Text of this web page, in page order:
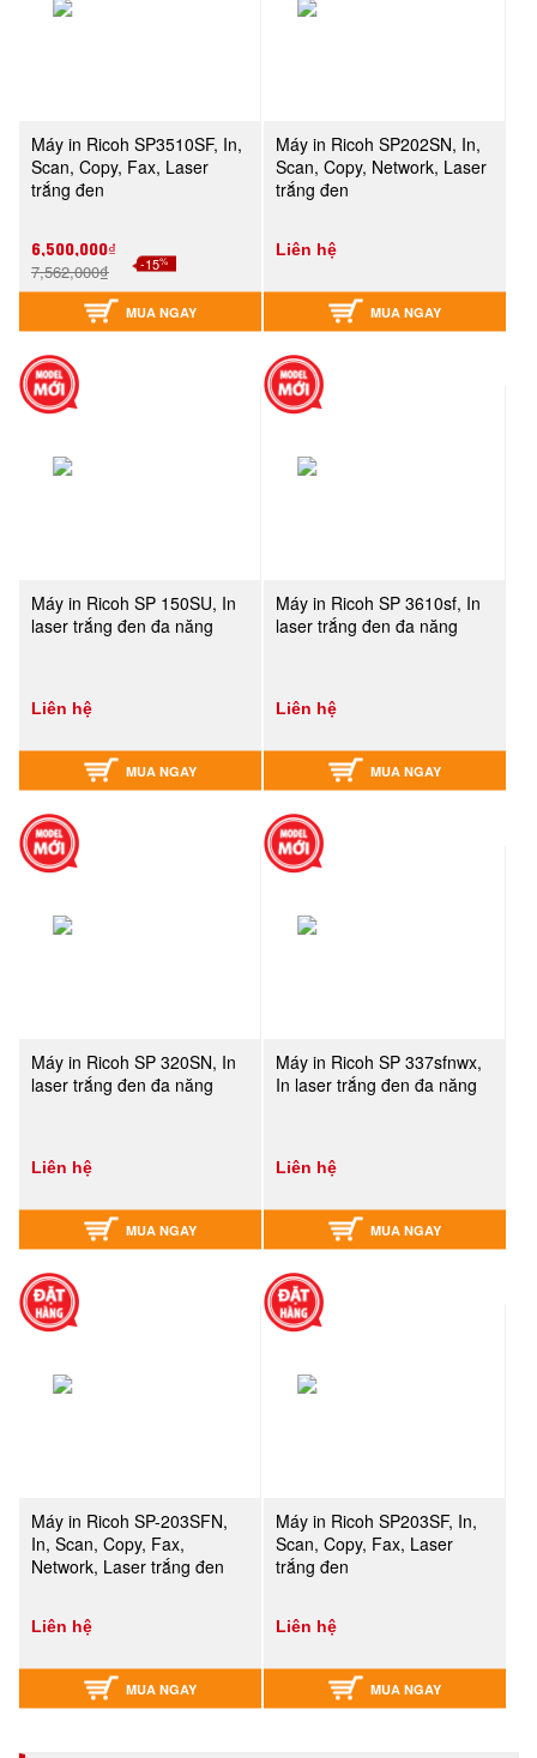
Máy in Ricoh SP3510SF, In,
Scan, Copy, Fax, Laser
trắng đen
6,500,000₫
7,562,000₫ -15%
MUA NGAY
Máy in Ricoh SP202SN, In,
Scan, Copy, Network, Laser
trắng đen
Liên hệ
MUA NGAY
Máy in Ricoh SP 150SU, In
laser trắng đen đa năng
Liên hệ
MUA NGAY
Máy in Ricoh SP 3610sf, In
laser trắng đen đa năng
Liên hệ
MUA NGAY
Máy in Ricoh SP 320SN, In
laser trắng đen đa năng
Liên hệ
MUA NGAY
Máy in Ricoh SP 337sfnwx,
In laser trắng đen đa năng
Liên hệ
MUA NGAY
Máy in Ricoh SP-203SFN,
In, Scan, Copy, Fax,
Network, Laser trắng đen
Liên hệ
MUA NGAY
Máy in Ricoh SP203SF, In,
Scan, Copy, Fax, Laser
trắng đen
Liên hệ
MUA NGAY